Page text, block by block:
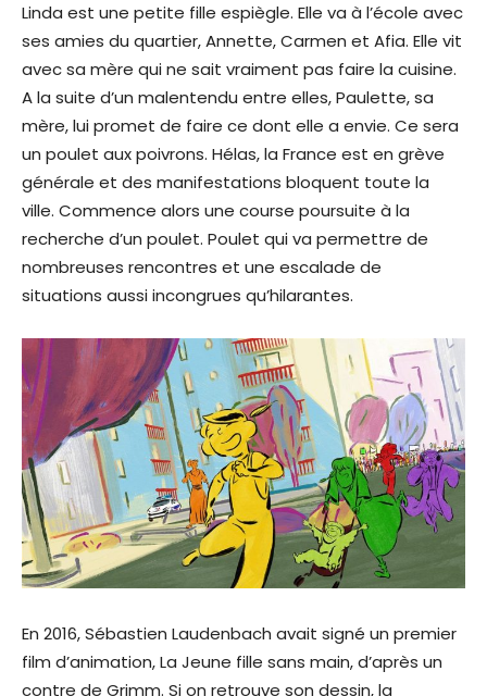
Linda est une petite fille espiègle. Elle va à l’école avec
ses amies du quartier, Annette, Carmen et Afia. Elle vit
avec sa mère qui ne sait vraiment pas faire la cuisine.
A la suite d’un malentendu entre elles, Paulette, sa
mère, lui promet de faire ce dont elle a envie. Ce sera
un poulet aux poivrons. Hélas, la France est en grève
générale et des manifestations bloquent toute la
ville. Commence alors une course poursuite à la
recherche d’un poulet. Poulet qui va permettre de
nombreuses rencontres et une escalade de
situations aussi incongrues qu’hilarantes.
En 2016, Sébastien Laudenbach avait signé un premier
film d’animation, La Jeune fille sans main, d’après un
contre de Grimm. Si on retrouve son dessin, la